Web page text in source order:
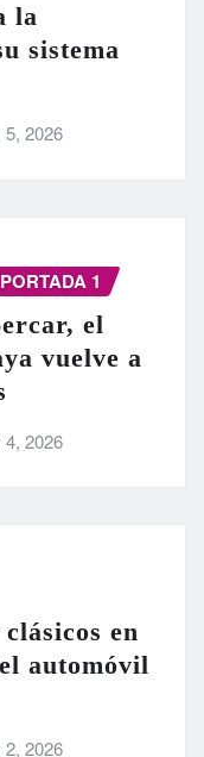
la
sistema
5, 2026
PORTADA 1
el
vuelve a
4, 2026
en
automóvil
2, 2026